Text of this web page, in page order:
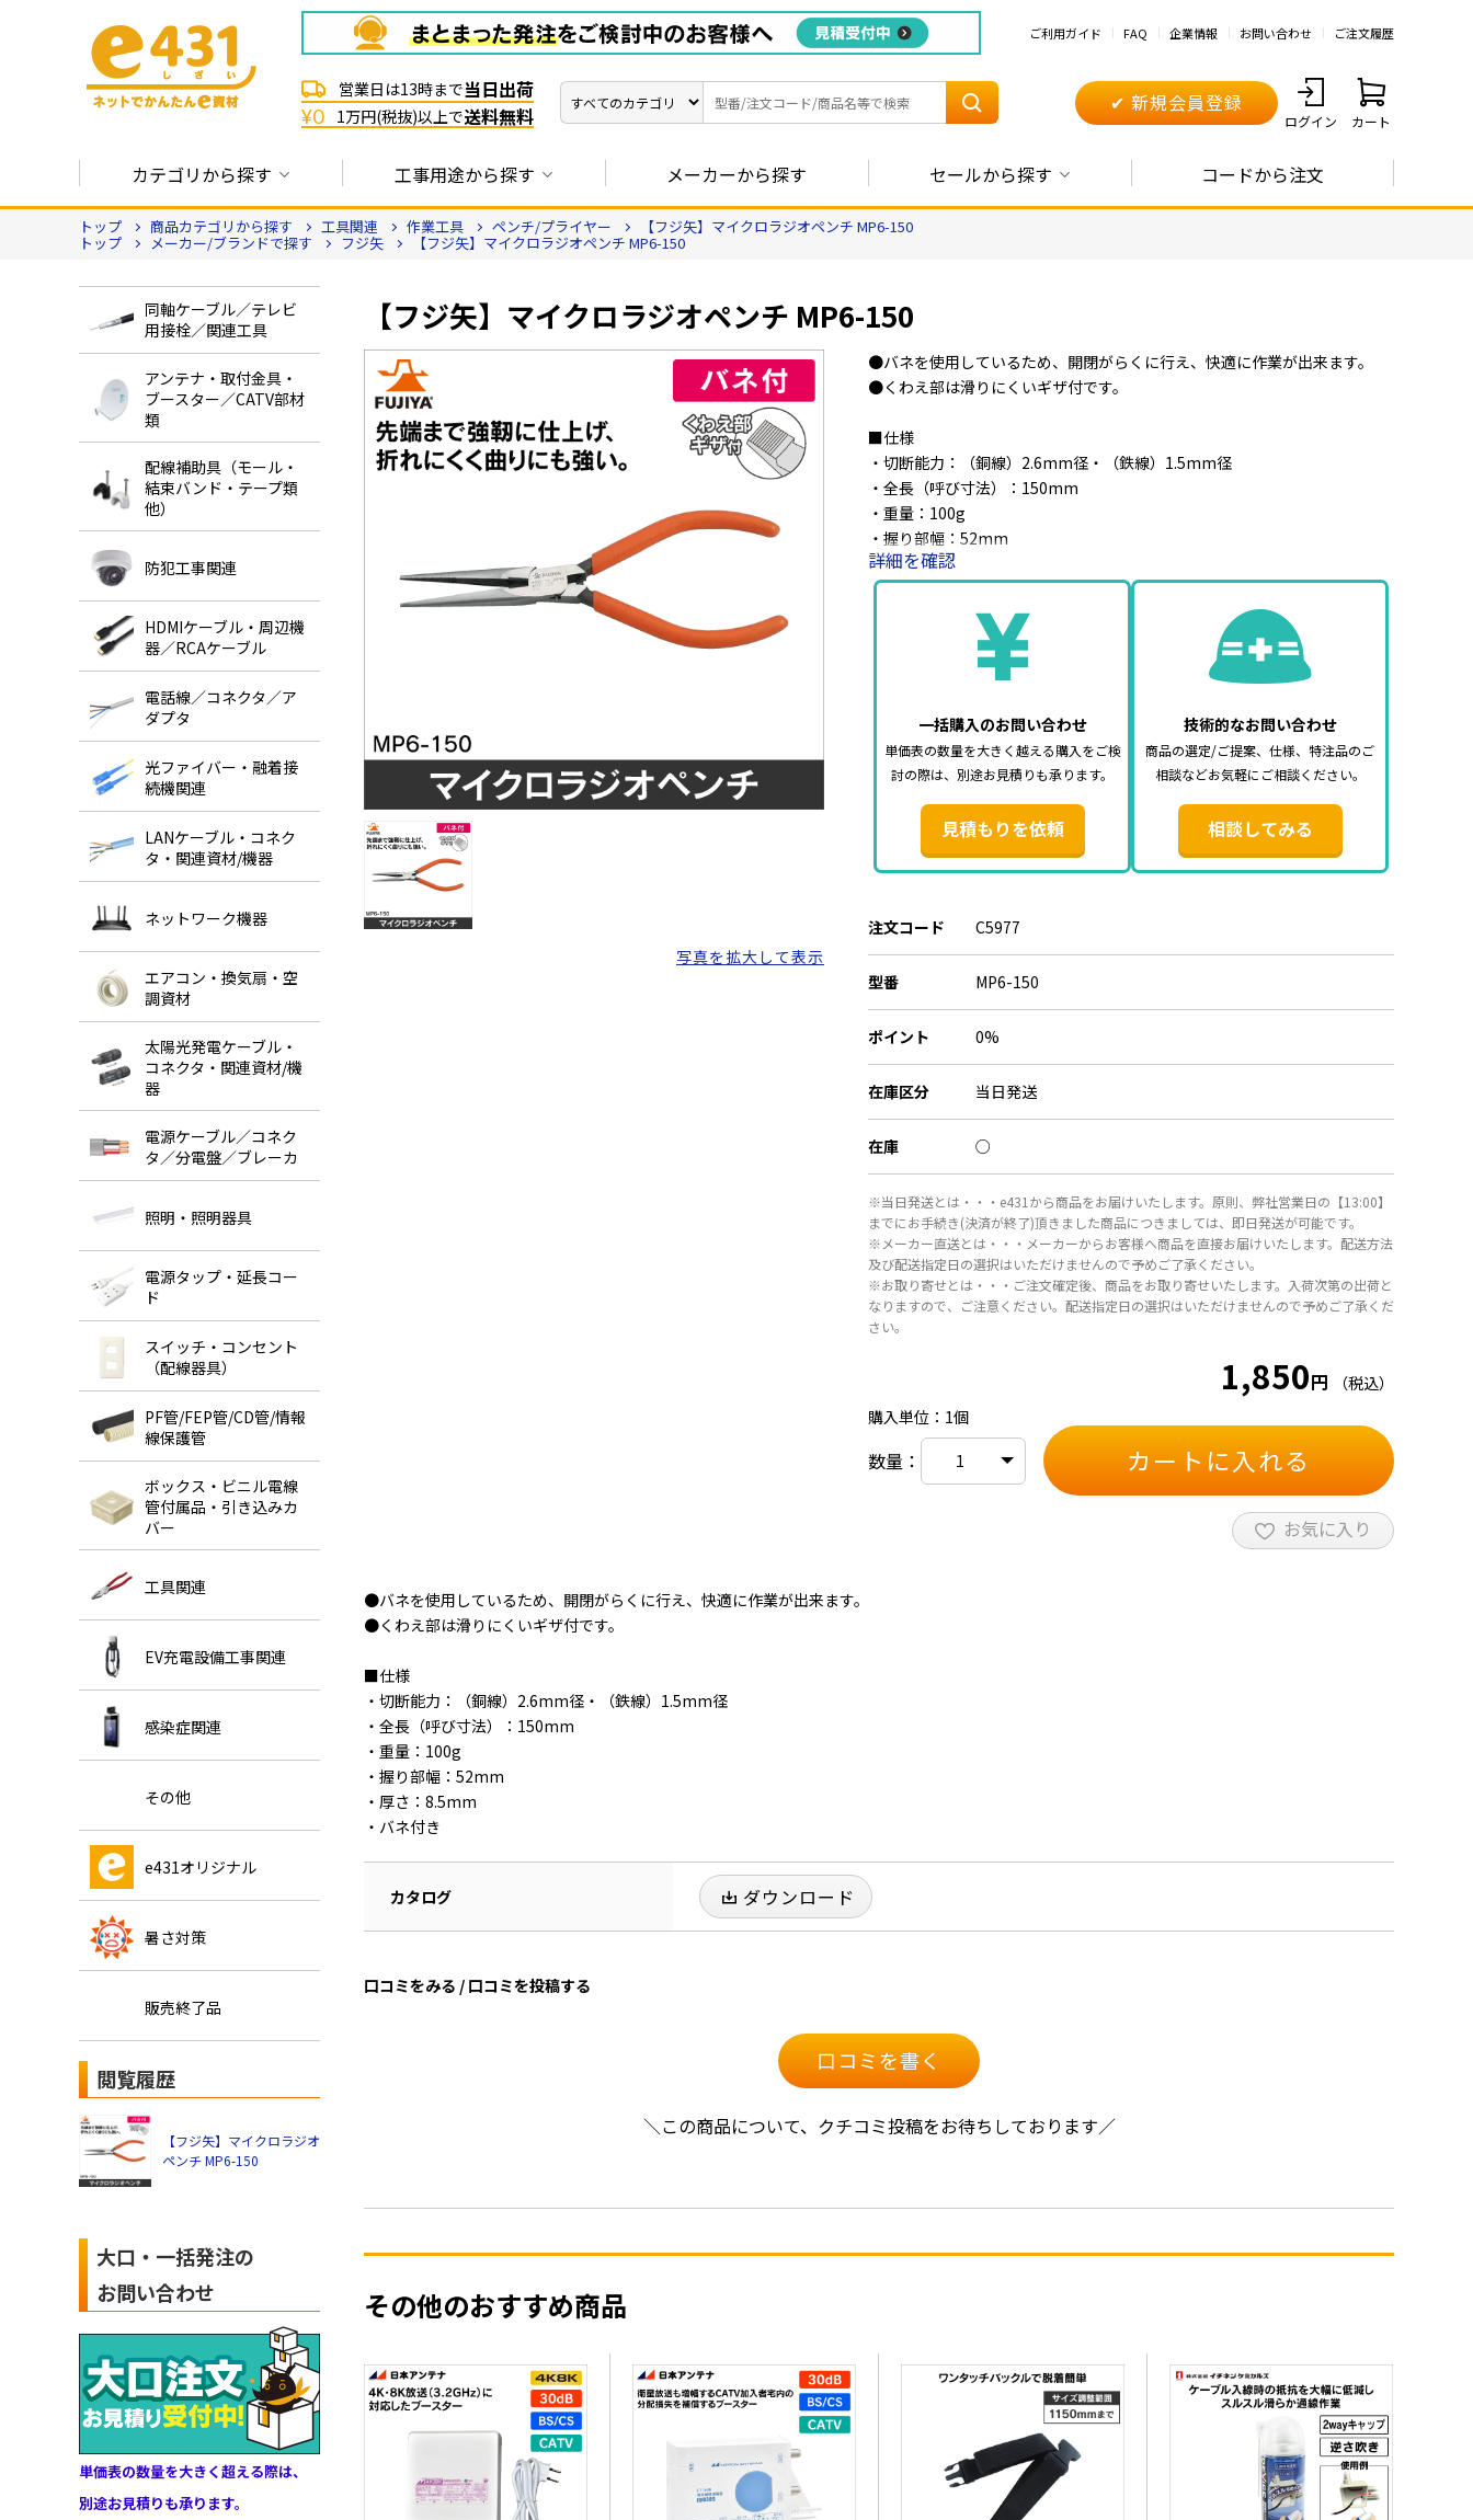
ご利用ガイド FAQ 企業情報 お問い合わせ ご注文履歴
営業日は13時まで当日出荷
¥0 1万円(税抜)以上で送料無料
✔ 新規会員登録
ログイン カート
カテゴリから探す 工事用途から探す メーカーから探す セールから探す コードから注文
トップ 商品カテゴリから探す 工具関連 作業工具 ペンチ/プライヤー 【フジ矢】マイクロラジオペンチ MP6-150
トップ メーカー/ブランドで探す フジ矢 【フジ矢】マイクロラジオペンチ MP6-150
同軸ケーブル／テレビ
用接栓／関連工具
アンテナ・取付金具・
ブースター／CATV部材
類
配線補助具（モール・
結束バンド・テープ類
他）
防犯工事関連
HDMIケーブル・周辺機
器／RCAケーブル
電話線／コネクタ／ア
ダプタ
光ファイバー・融着接
続機関連
LANケーブル・コネク
タ・関連資材/機器
ネットワーク機器
エアコン・換気扇・空
調資材
太陽光発電ケーブル・
コネクタ・関連資材/機
器
電源ケーブル／コネク
タ／分電盤／ブレーカ
照明・照明器具
電源タップ・延長コー
ド
スイッチ・コンセント
（配線器具）
PF管/FEP管/CD管/情報
線保護管
ボックス・ビニル電線
管付属品・引き込みカ
バー
工具関連
EV充電設備工事関連
感染症関連
その他
e431オリジナル
暑さ対策
販売終了品
閲覧履歴
【フジ矢】マイクロラジオ
ペンチ MP6-150
大口・一括発注の
お問い合わせ
単価表の数量を大きく超える際は、
別途お見積りも承ります。
【フジ矢】マイクロラジオペンチ MP6-150
●バネを使用しているため、開閉がらくに行え、快適に作業が出来ます。
●くわえ部は滑りにくいギザ付です。
■仕様
・切断能力：（銅線）2.6mm径・（鉄線）1.5mm径
・全長（呼び寸法）：150mm
・重量：100g
・握り部幅：52mm
・厚さ：8.5mm
・バネ付き
詳細を確認
一括購入のお問い合わせ
単価表の数量を大きく越える購入をご検
討の際は、別途お見積りも承ります。
見積もりを依頼
技術的なお問い合わせ
商品の選定/ご提案、仕様、特注品のご
相談などお気軽にご相談ください。
相談してみる
注文コード C5977
型番 MP6-150
ポイント 0%
在庫区分 当日発送
在庫 ○
※当日発送とは・・・e431から商品をお届けいたします。原則、弊社営業日の【13:00】
までにお手続き(決済が終了)頂きました商品につきましては、即日発送が可能です。
※メーカー直送とは・・・メーカーからお客様へ商品を直接お届けいたします。配送方法
及び配送指定日の選択はいただけませんので予めご了承ください。
※お取り寄せとは・・・ご注文確定後、商品をお取り寄せいたします。入荷次第の出荷と
なりますので、ご注意ください。配送指定日の選択はいただけませんので予めご了承くだ
さい。
1,850円
（税込）
購入単位：1個
数量： カートに入れる
お気に入り
写真を拡大して表示
●バネを使用しているため、開閉がらくに行え、快適に作業が出来ます。
●くわえ部は滑りにくいギザ付です。
■仕様
・切断能力：（銅線）2.6mm径・（鉄線）1.5mm径
・全長（呼び寸法）：150mm
・重量：100g
・握り部幅：52mm
・厚さ：8.5mm
・バネ付き
カタログ ダウンロード
口コミをみる / 口コミを投稿する
口コミを書く
＼この商品について、クチコミ投稿をお待ちしております／
その他のおすすめ商品